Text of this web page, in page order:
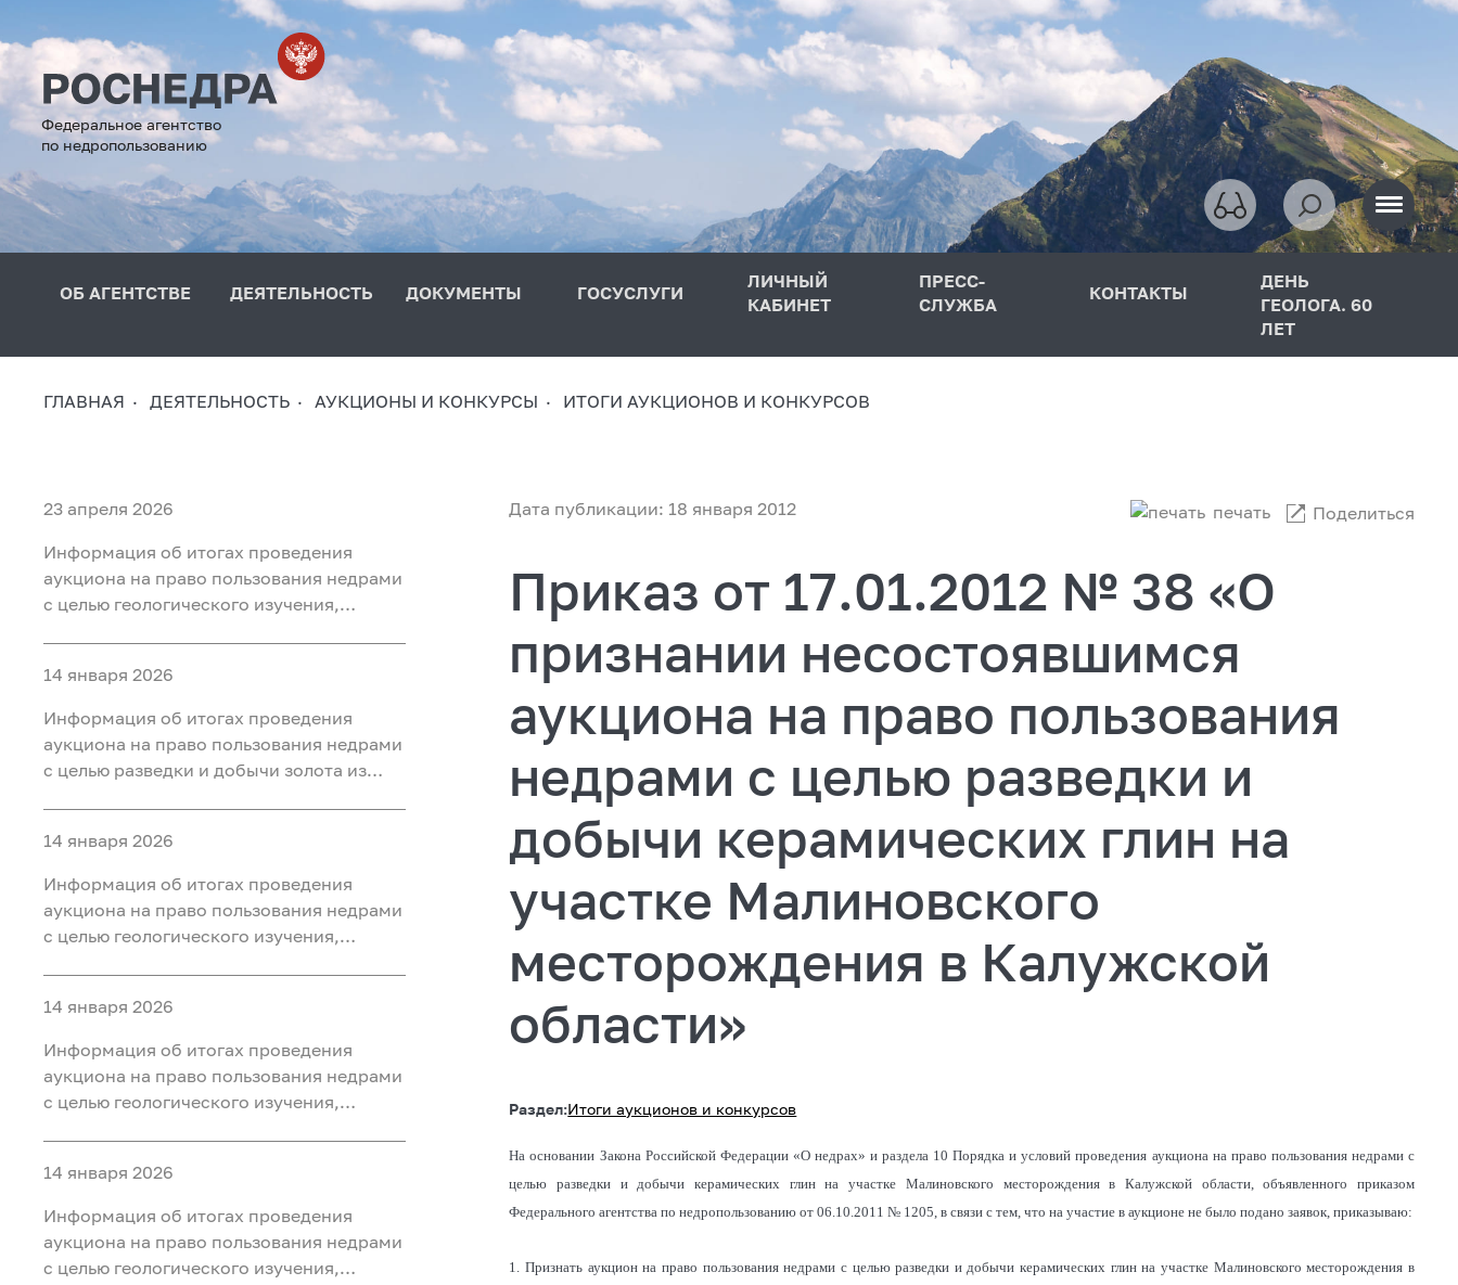
Федеральное агентство
по недропользованию
ОБ АГЕНТСТВЕ ДЕЯТЕЛЬНОСТЬ ДОКУМЕНТЫ ГОСУСЛУГИ
ЛИЧНЫЙ
КАБИНЕТ
ПРЕСС-
СЛУЖБА
КОНТАКТЫ
ДЕНЬ
ГЕОЛОГА. 60
ЛЕТ
ГЛАВНАЯ ДЕЯТЕЛЬНОСТЬ АУКЦИОНЫ И КОНКУРСЫ ИТОГИ АУКЦИОНОВ И КОНКУРСОВ
23 апреля 2026
Информация об итогах проведения
аукциона на право пользования недрами
с целью геологического изучения,
«Тарховский», расположенного на
территории Ханты-Мансийского района
Ханты-Мансийского автономного округа
- Югры
14 января 2026
Информация об итогах проведения
аукциона на право пользования недрами
с целью разведки и добычи золота из
недр «Мостовка р.» в Свердловской
области
14 января 2026
Информация об итогах проведения
аукциона на право пользования недрами
с целью геологического изучения,
«Юильский 5», расположенного на
территории Белоярского района Ханты-
Мансийского автономного округа - Югры
14 января 2026
Информация об итогах проведения
аукциона на право пользования недрами
с целью геологического изучения,
участке недр «Радомский»,
расположенного на территории
Октябрьского района Ханты-
Мансийского автономного округа - Югры
14 января 2026
Информация об итогах проведения
аукциона на право пользования недрами
с целью геологического изучения,
Дата публикации: 18 января 2012 печать Поделиться
Приказ от 17.01.2012 № 38 «О
признании несостоявшимся
аукциона на право пользования
недрами с целью разведки и
добычи керамических глин на
участке Малиновского
месторождения в Калужской
области»
Раздел:Итоги аукционов и конкурсов
На основании Закона Российской Федерации «О недрах» и раздела 10 Порядка и условий проведения аукциона на право пользования недрами с
целью разведки и добычи керамических глин на участке Малиновского месторождения в Калужской области, объявленного приказом
Федерального агентства по недропользованию от 06.10.2011 № 1205, в связи с тем, что на участие в аукционе не было подано заявок, приказываю:
1. Признать аукцион на право пользования недрами с целью разведки и добычи керамических глин на участке Малиновского месторождения в